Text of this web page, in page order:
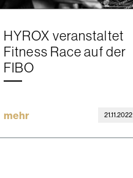
HYROX veranstaltet
Fitness Race auf der
FIBO
mehr 21.11.2022